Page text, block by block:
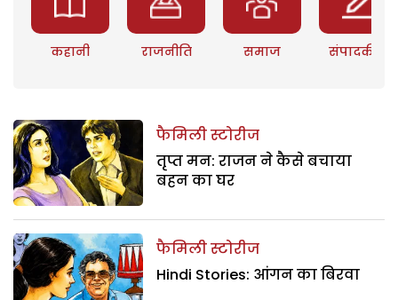
कहानी राजनीति समाज संपादकीय
फैमिली स्टोरीज
तृप्त मन: राजन ने कैसे बचाया
बहन का घर
फैमिली स्टोरीज
Hindi Stories: आंगन का बिरवा